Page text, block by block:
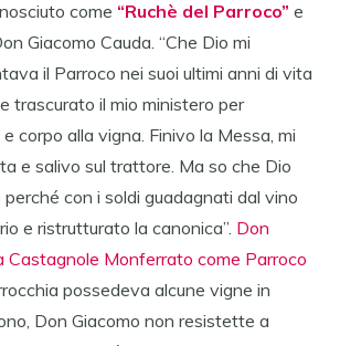
come “Ruchè del Parroco” e
Giacomo Cauda. “Che Dio mi
il Parroco nei suoi ultimi anni di vita
trascurato il mio ministero per
corpo alla vigna. Finivo la Messa, mi
e salivo sul trattore. Ma so che Dio
con i soldi guadagnati dal vino
e ristrutturato la canonica”. Don
Castagnole Monferrato come Parroco
possedeva alcune vigne in
Don Giacomo non resistette a